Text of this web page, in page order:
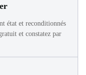
état et reconditionnés
et constatez par